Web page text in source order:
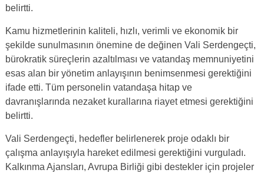
belirtti.
Kamu hizmetlerinin kaliteli, hızlı, verimli ve ekonomik bir
şekilde sunulmasının önemine de değinen Vali Serdengeçti,
bürokratik süreçlerin azaltılması ve vatandaş memnuniyetini
esas alan bir yönetim anlayışının benimsenmesi gerektiğini
ifade etti. Tüm personelin vatandaşa hitap ve
davranışlarında nezaket kurallarına riayet etmesi gerektiğini
belirtti.
Vali Serdengeçti, hedefler belirlenerek proje odaklı bir
çalışma anlayışıyla hareket edilmesi gerektiğini vurguladı.
Kalkınma Ajansları, Avrupa Birliği gibi destekler için projeler